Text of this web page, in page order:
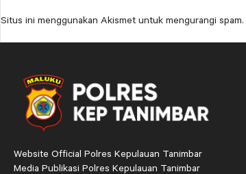
Situs ini menggunakan Akismet untuk mengurangi spam.
Website Official Polres Kepulauan Tanimbar
Media Publikasi Polres Kepulauan Tanimbar